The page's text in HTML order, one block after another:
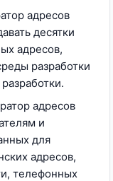
адресов
десятки
адресов,
разработки
адресов
и
для
адресов,
телефонных